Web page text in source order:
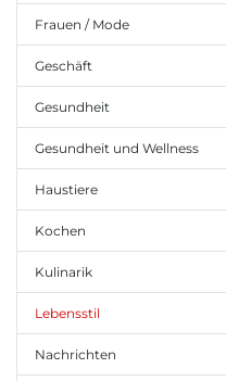
Frauen / Mode
Geschäft
Gesundheit
Gesundheit und Wellness
Haustiere
Kochen
Kulinarik
Lebensstil
Nachrichten